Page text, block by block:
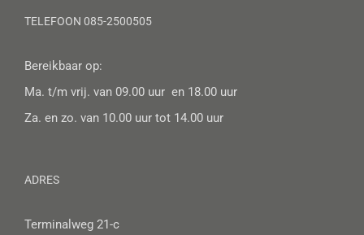
TELEFOON 085-2500505
Bereikbaar op:
Ma. t/m vrij. van 09.00 uur en 18.00 uur
Za. en zo. van 10.00 uur tot 14.00 uur
ADRES
Terminalweg 21-c